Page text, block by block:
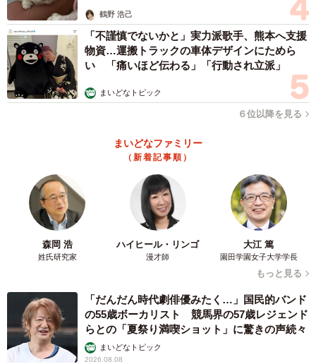
たところ、「配偶者の理解や協力」（31.0%）や「学童保
育や放課後の居場所」（30.3％）のほか、「柔軟な働き
方」（15.7％）、「上司や同僚など職場の理解」（9.3％）
などの意見も挙げられた一方で、「家事代行やキッズシッ
ターの活用」は0票という結果になり、利便性の高いサービ
スである反面、コスト面や心理的ハードル、地域差などに
6/7
現場の声から見える、“小1の壁”のリアル（提供画像）
鶴野 浩己
「不謹慎でないかと」実力派歌手、熊本へ支援
物資…運搬トラックの車体デザインにためら
い 「痛いほど伝わる」「行動され立派」
まいどなトピック
６位以降を見る
まいどなファミリー
（新着記事順）
森岡 浩
姓氏研究家
ハイヒール・リンゴ
漫才師
大江 篤
園田学園女子大学学長
もっと見る
「だんだん時代劇俳優みたく…」国民的バンド
の55歳ボーカリスト 競馬界の57歳レジェンド
らとの「夏祭り満喫ショット」に驚きの声続々
まいどなトピック
2026.08.08